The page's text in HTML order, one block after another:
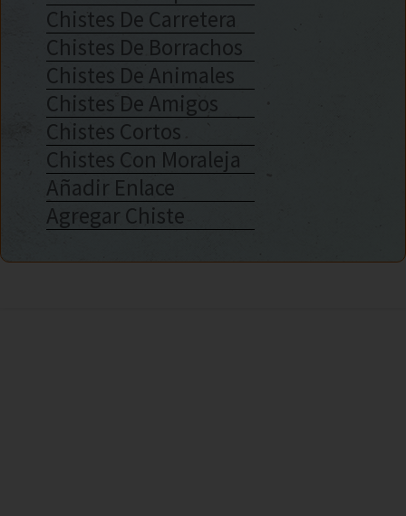
Chistes De Carretera
Chistes De Borrachos
Chistes De Animales
Chistes De Amigos
Chistes Cortos
Chistes Con Moraleja
Añadir Enlace
Agregar Chiste